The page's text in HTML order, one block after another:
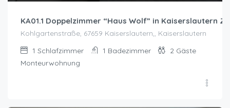
KA01.1 Doppelzimmer “Haus Wolf” in Kaiserslautern
Kohlgartenstraße, 67659 Kaiserslautern,, Kaiserslautern
1 Schlafzimmer 1 Badezimmer 2 Gäste
Monteurwohnung